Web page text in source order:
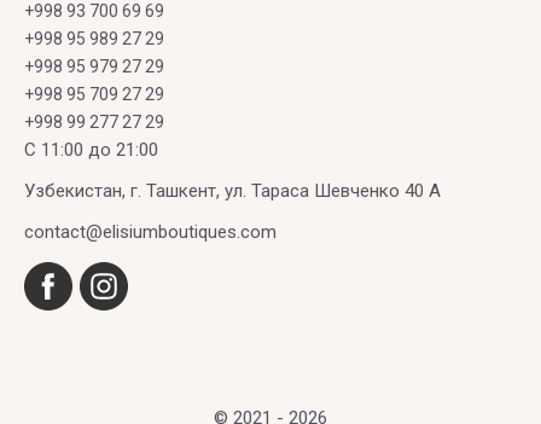
+998 93 700 69 69
+998 95 989 27 29
+998 95 979 27 29
+998 95 709 27 29
+998 99 277 27 29
C 11:00 до 21:00
Узбекистан, г. Ташкент, ул. Тараса Шевченко 40 А
contact@elisiumboutiques.com
© 2021 - 2026